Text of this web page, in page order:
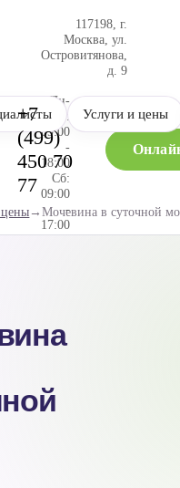
117198, г.
Москва, ул.
Островитянова,
д. 9
Пн-
Пт:
09:00
-
18:00
Сб:
09:00
-
17:00
+7
(499)
450 70
77
Услуги и цены
→Мочевина в суточной